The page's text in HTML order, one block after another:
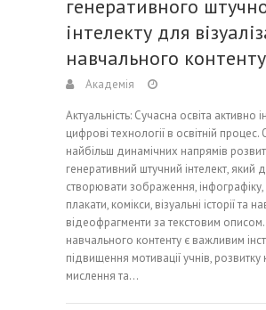
генеративного
інтелекту для
навчального
Академія
Актуальність: Сучасна освіта активно
цифрові технології в освітній процес.
найбільш динамічних напрямів
генеративний штучний інтелект, який
створювати зображення, інфографіку,
плакати, комікси, візуальні історії та
відеофрагменти за текстовим описом.
навчального контенту є важливим
підвищення мотивації учнів, розвитку
мислення та…